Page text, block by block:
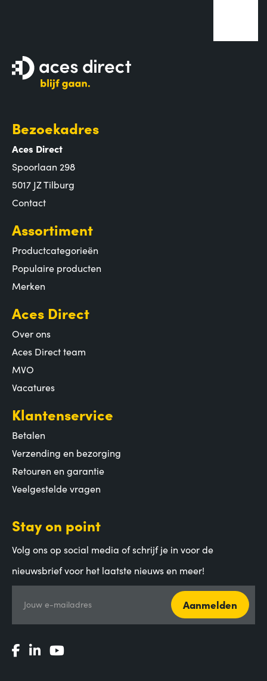
Bezoekadres
Aces Direct
Spoorlaan 298
5017 JZ Tilburg
Contact
Assortiment
Productcategorieën
Populaire producten
Merken
Aces Direct
Over ons
Aces Direct team
MVO
Vacatures
Klantenservice
Betalen
Verzending en bezorging
Retouren en garantie
Veelgestelde vragen
Stay on point
Volg ons op social media of schrijf je in voor de
nieuwsbrief voor het laatste nieuws en meer!
Jouw e-mailadres Aanmelden